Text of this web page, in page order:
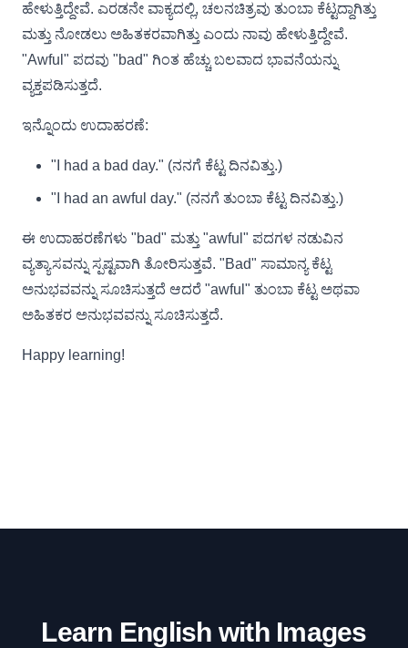
ಹೇಳುತ್ತಿದ್ದೇವೆ. ಎರಡನೇ ವಾಕ್ಯದಲ್ಲಿ, ಚಲನಚಿತ್ರವು ತುಂಬಾ ಕೆಟ್ಟದ್ದಾಗಿತ್ತು
ಮತ್ತು ನೋಡಲು ಅಹಿತಕರವಾಗಿತ್ತು ಎಂದು ನಾವು ಹೇಳುತ್ತಿದ್ದೇವೆ.
"Awful" ಪದವು "bad" ಗಿಂತ ಹೆಚ್ಚು ಬಲವಾದ ಭಾವನೆಯನ್ನು
ವ್ಯಕ್ತಪಡಿಸುತ್ತದೆ.
ಇನ್ನೊಂದು ಉದಾಹರಣೆ:
"I had a bad day." (ನನಗೆ ಕೆಟ್ಟ ದಿನವಿತ್ತು.)
"I had an awful day." (ನನಗೆ ತುಂಬಾ ಕೆಟ್ಟ ದಿನವಿತ್ತು.)
ಈ ಉದಾಹರಣೆಗಳು "bad" ಮತ್ತು "awful" ಪದಗಳ ನಡುವಿನ
ವ್ಯತ್ಯಾಸವನ್ನು ಸ್ಪಷ್ಟವಾಗಿ ತೋರಿಸುತ್ತವೆ. "Bad" ಸಾಮಾನ್ಯ ಕೆಟ್ಟ
ಅನುಭವವನ್ನು ಸೂಚಿಸುತ್ತದೆ ಆದರೆ "awful" ತುಂಬಾ ಕೆಟ್ಟ ಅಥವಾ
ಅಹಿತಕರ ಅನುಭವವನ್ನು ಸೂಚಿಸುತ್ತದೆ.
Happy learning!
Learn English with Images